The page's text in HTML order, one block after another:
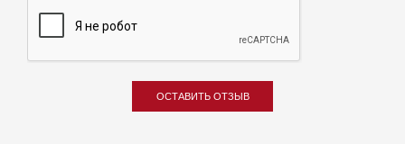
ОСТАВИТЬ ОТЗЫВ